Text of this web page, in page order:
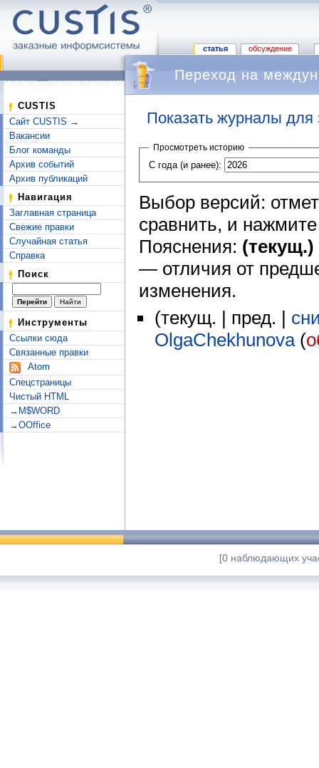
статья обсуждение
CUSTIS
Сайт CUSTIS →
Вакансии
Блог команды
Архив событий
Архив публикаций
Навигация
Заглавная страница
Свежие правки
Случайная статья
Справка
Поиск
Инструменты
Ссылки сюда
Связанные правки
Atom
Спецстраницы
Чистый HTML
→M$WORD
→OOffice
Переход на
Показать журналы для
Просмотреть историю
С года (и ранее):
Выбор версий:
сравнить, и
Пояснения: (текущ.)
— отличия от
изменения.
(текущ. | пред. |
OlgaChekhunova (
[0 наблюдающих